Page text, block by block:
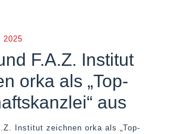
2025
F.A.Z. Institut
orka als „Top-
aus
Institut zeichnen orka als „Top-